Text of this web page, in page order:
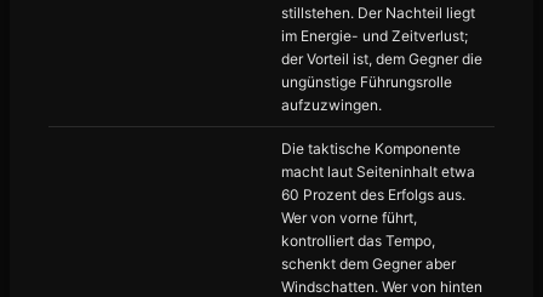
stillstehen. Der Nachteil liegt
im Energie- und Zeitverlust;
der Vorteil ist, dem Gegner die
ungünstige Führungsrolle
aufzuzwingen.
Die taktische Komponente
macht laut Seiteninhalt etwa
60 Prozent des Erfolgs aus.
Wer von vorne führt,
kontrolliert das Tempo,
schenkt dem Gegner aber
Windschatten. Wer von hinten